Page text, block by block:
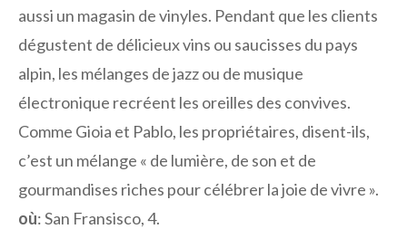
aussi un magasin de vinyles. Pendant que les clients
dégustent de délicieux vins ou saucisses du pays
alpin, les mélanges de jazz ou de musique
électronique recréent les oreilles des convives.
Comme Gioia et Pablo, les propriétaires, disent-ils,
c’est un mélange « de lumière, de son et de
gourmandises riches pour célébrer la joie de vivre ».
où: San Fransisco, 4.